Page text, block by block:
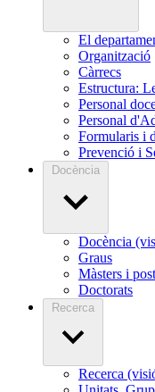
El
Organització
Càrrecs
Estructura:
Personal
Personal
Formularis i
Prevenció i
Docència
Docència
Graus
Màsters i
Doctorats
Recerca
Recerca